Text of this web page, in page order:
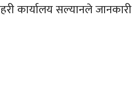
कार्यालय सल्यानले जानकारी